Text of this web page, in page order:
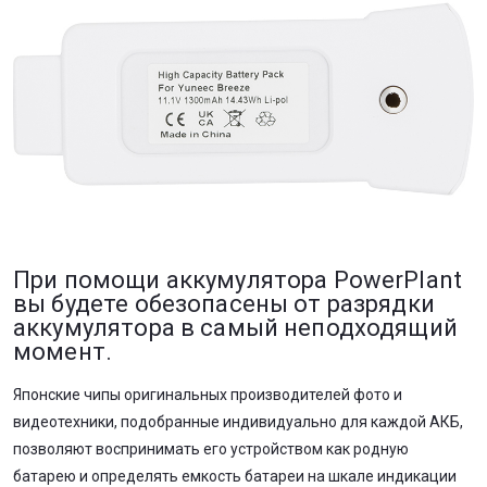
При помощи аккумулятора PowerPlant
вы будете обезопасены от разрядки
аккумулятора в самый неподходящий
момент.
Японские чипы оригинальных производителей фото и
видеотехники, подобранные индивидуально для каждой АКБ,
позволяют воспринимать его устройством как родную
батарею и определять емкость батареи на шкале индикации